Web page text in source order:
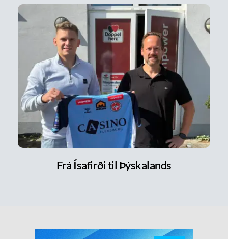
Frá Ísafirði til Þýskalands